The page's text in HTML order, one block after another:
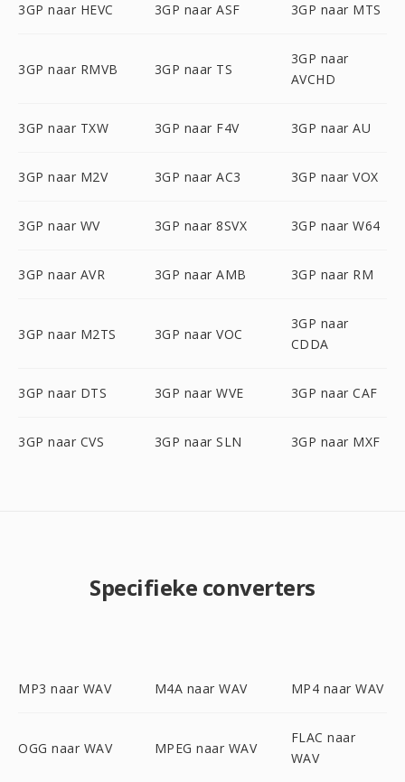
3GP naar HEVC 3GP naar ASF 3GP naar MTS
3GP naar RMVB 3GP naar TS
3GP naar
AVCHD
3GP naar TXW 3GP naar F4V 3GP naar AU
3GP naar M2V 3GP naar AC3 3GP naar VOX
3GP naar WV 3GP naar 8SVX 3GP naar W64
3GP naar AVR 3GP naar AMB 3GP naar RM
3GP naar M2TS 3GP naar VOC
3GP naar
CDDA
3GP naar DTS 3GP naar WVE 3GP naar CAF
3GP naar CVS 3GP naar SLN 3GP naar MXF
Specifieke converters
MP3 naar WAV M4A naar WAV MP4 naar WAV
OGG naar WAV MPEG naar WAV
FLAC naar
WAV